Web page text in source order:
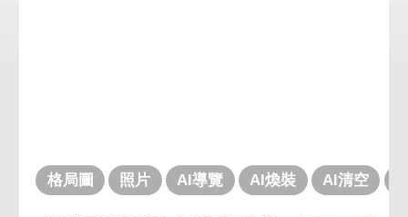
格局圖 照片 AI導覽 AI煥裝 AI清空